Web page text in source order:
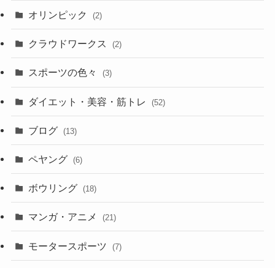
オリンピック (2)
クラウドワークス (2)
スポーツの色々 (3)
ダイエット・美容・筋トレ (52)
ブログ (13)
ペヤング (6)
ボウリング (18)
マンガ・アニメ (21)
モータースポーツ (7)